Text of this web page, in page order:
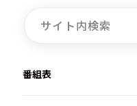
番組表